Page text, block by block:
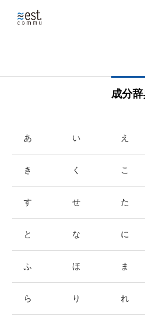
成分
あ い え
き く こ
す せ た
と な に
ふ ほ ま
ら り れ